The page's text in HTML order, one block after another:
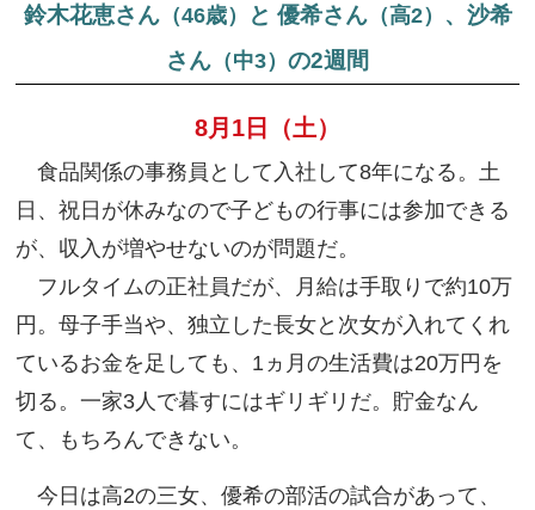
鈴木花恵さん（46歳） と 優希さん（高2）
、沙希
さん （中3） の2週間
8月1日（土）
食品関係の事務員として入社して8年になる。土
日、祝日が休みなので子どもの行事には参加できる
が、収入が増やせないのが問題だ。
フルタイムの正社員だが、月給は手取りで約10万
円。母子手当や、独立した長女と次女が入れてくれ
ているお金を足しても、1ヵ月の生活費は20万円を
切る。一家3人で暮すにはギリギリだ。貯金なん
て、もちろんできない。
今日は高2の三女、優希の部活の試合があって、